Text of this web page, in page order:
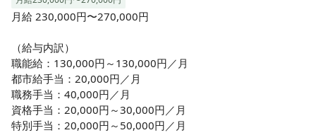
月給 230,000円〜270,000円
（給与内訳）
職能給：130,000円～130,000円／月
都市給手当：20,000円／月
職務手当：40,000円／月
資格手当：20,000円～30,000円／月
特別手当：20,000円～50,000円／月